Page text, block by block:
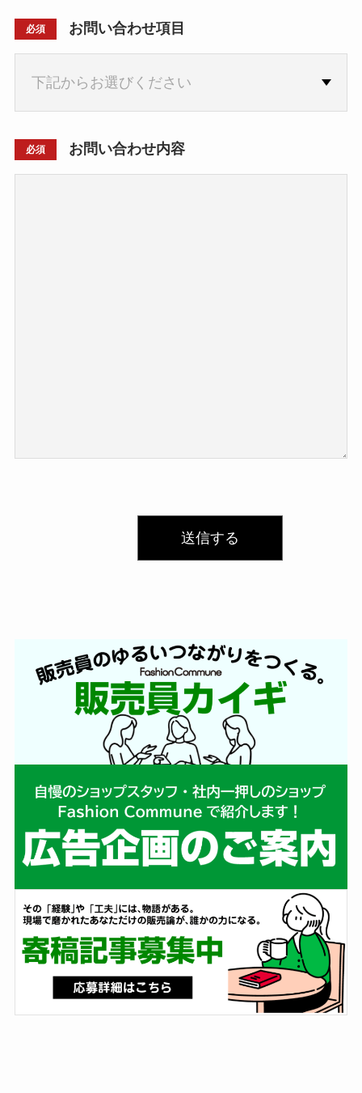
必須 お問い合わせ項目
必須 お問い合わせ内容